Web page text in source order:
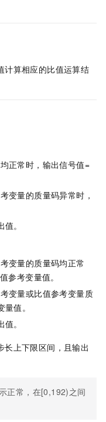
计算相应的比值运算结
正常时，输出信号值=
变量的质量码异常时，
。
变量的质量码均正常
参考变量值。
变量或比值参考变量质
值。
。
长上下限区间，且输出
正常，在[0,192)之间